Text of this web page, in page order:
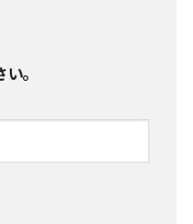
。